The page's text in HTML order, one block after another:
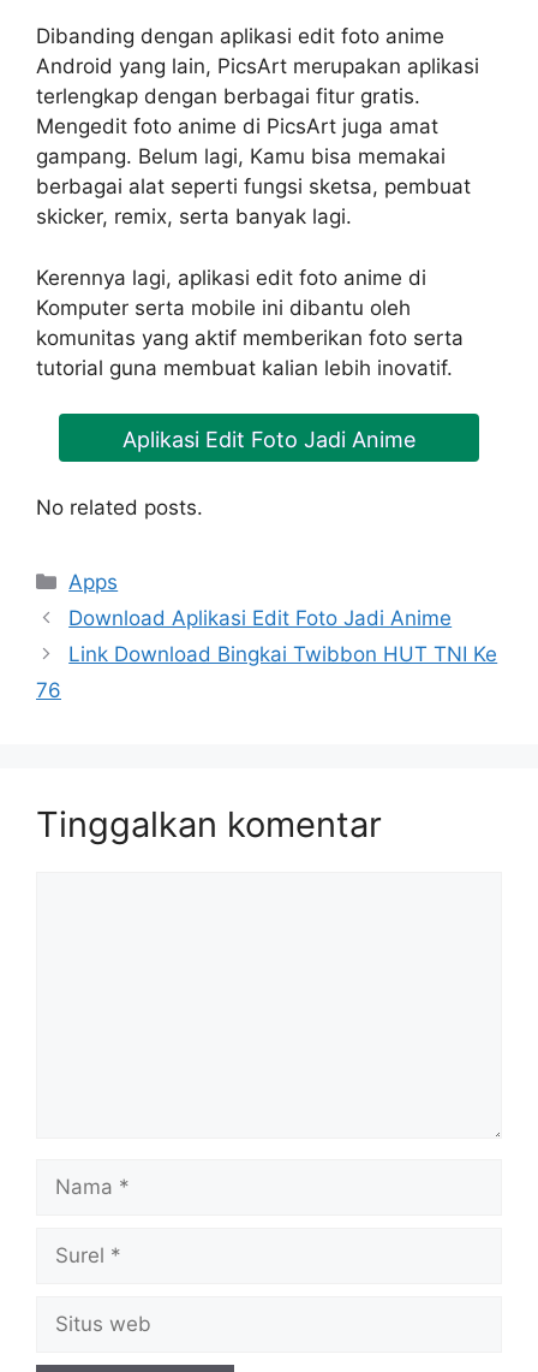
Dibanding dengan aplikasi edit foto anime
Android yang lain, PicsArt merupakan aplikasi
terlengkap dengan berbagai fitur gratis.
Mengedit foto anime di PicsArt juga amat
gampang. Belum lagi, Kamu bisa memakai
berbagai alat seperti fungsi sketsa, pembuat
skicker, remix, serta banyak lagi.
Kerennya lagi, aplikasi edit foto anime di
Komputer serta mobile ini dibantu oleh
komunitas yang aktif memberikan foto serta
tutorial guna membuat kalian lebih inovatif.
Aplikasi Edit Foto Jadi Anime
No related posts.
Kategori
Apps
Download Aplikasi Edit Foto Jadi Anime
Link Download Bingkai Twibbon HUT TNI Ke
76
Tinggalkan komentar
web